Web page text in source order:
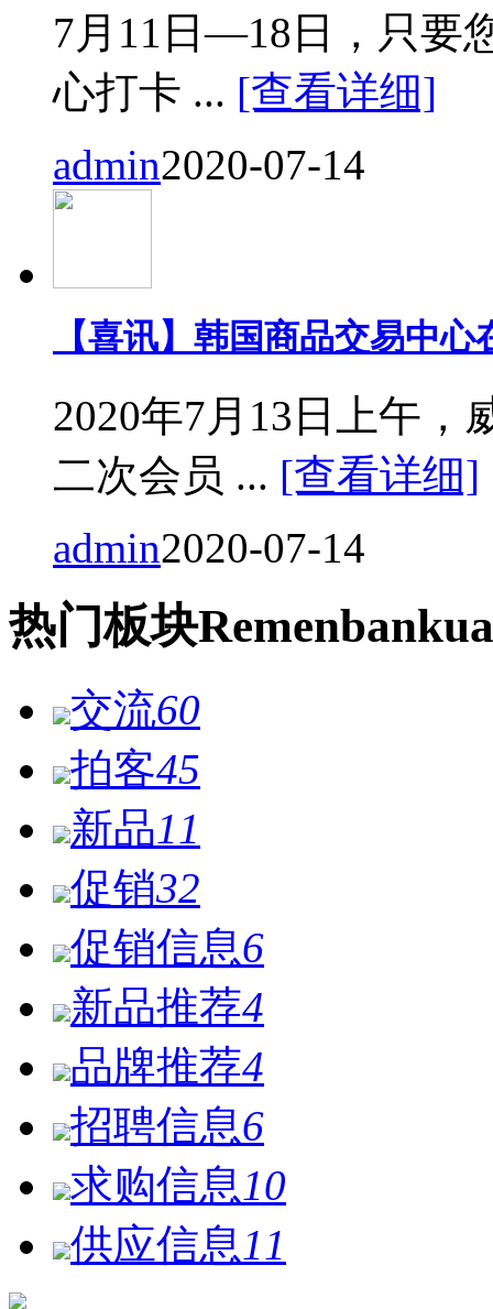
7月11日—18日，只要
心打卡 ... [查看详细]
admin2020-07-14
【喜讯】韩国商品交易中
2020年7月13日上午，
二次会员 ... [查看详细]
admin2020-07-14
热门板块Remen
交流60
拍客45
新品11
促销32
促销信息6
新品推荐4
品牌推荐4
招聘信息6
求购信息 10
供应信息 11